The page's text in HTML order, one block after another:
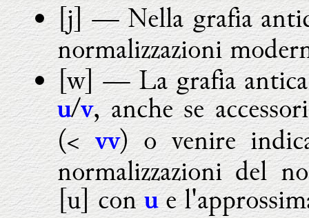
[j]— Nella grafia
normalizzazioni
[w] — La grafia antica
u/v, anche se
(<vv) o venire
normalizzazioni del
[u] conue